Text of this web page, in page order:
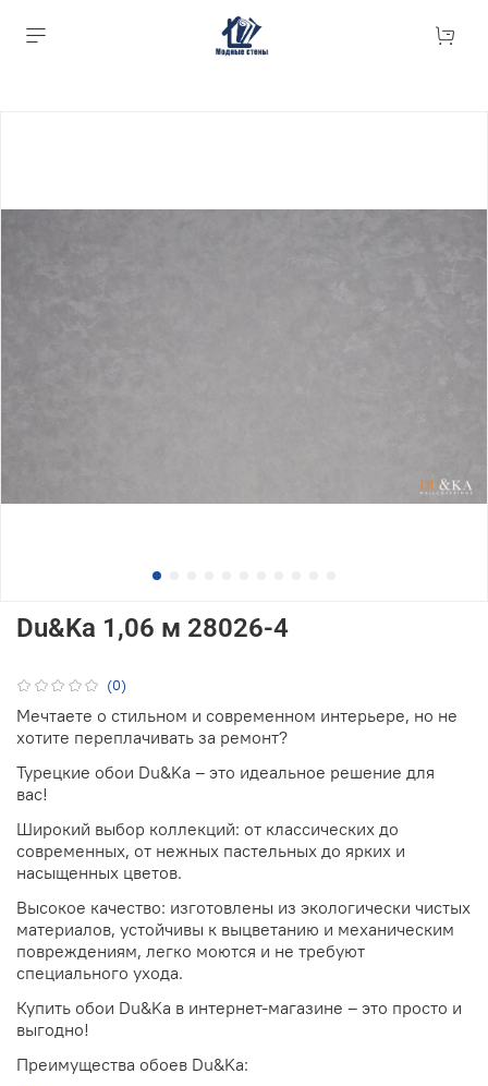
(0)
Du&Ka 1,06 м 28026-4
Мечтаете о стильном и современном интерьере, но не
хотите переплачивать за ремонт?
Турецкие обои Du&Ka – это идеальное решение для
вас!
Широкий выбор коллекций: от классических до
современных, от нежных пастельных до ярких и
насыщенных цветов.
Высокое качество: изготовлены из экологически чистых
материалов, устойчивы к выцветанию и механическим
повреждениям, легко моются и не требуют
специального ухода.
Купить обои Du&Ka в интернет-магазине – это просто и
выгодно!
Преимущества обоев Du&Ka: